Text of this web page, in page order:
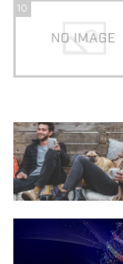
10